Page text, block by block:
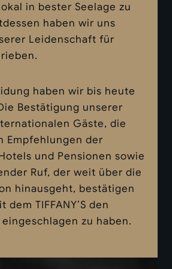
in bester Seelage zu
haben wir uns
Leidenschaft für
haben wir bis heute
Bestätigung unserer
Gäste, die
Empfehlungen der
und Pensionen sowie
Ruf, der weit über die
hinausgeht, bestätigen
TIFFANY’S den
zu haben.